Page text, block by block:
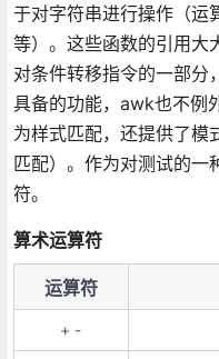
于对字符串进行操作（
等）。这些函数的引用大
对条件转移指令的一部分
具备的功能，awk也不例
为样式匹配，还提供了
匹配）。作为对测试的一
符。
算术运算符
运算符
+ -